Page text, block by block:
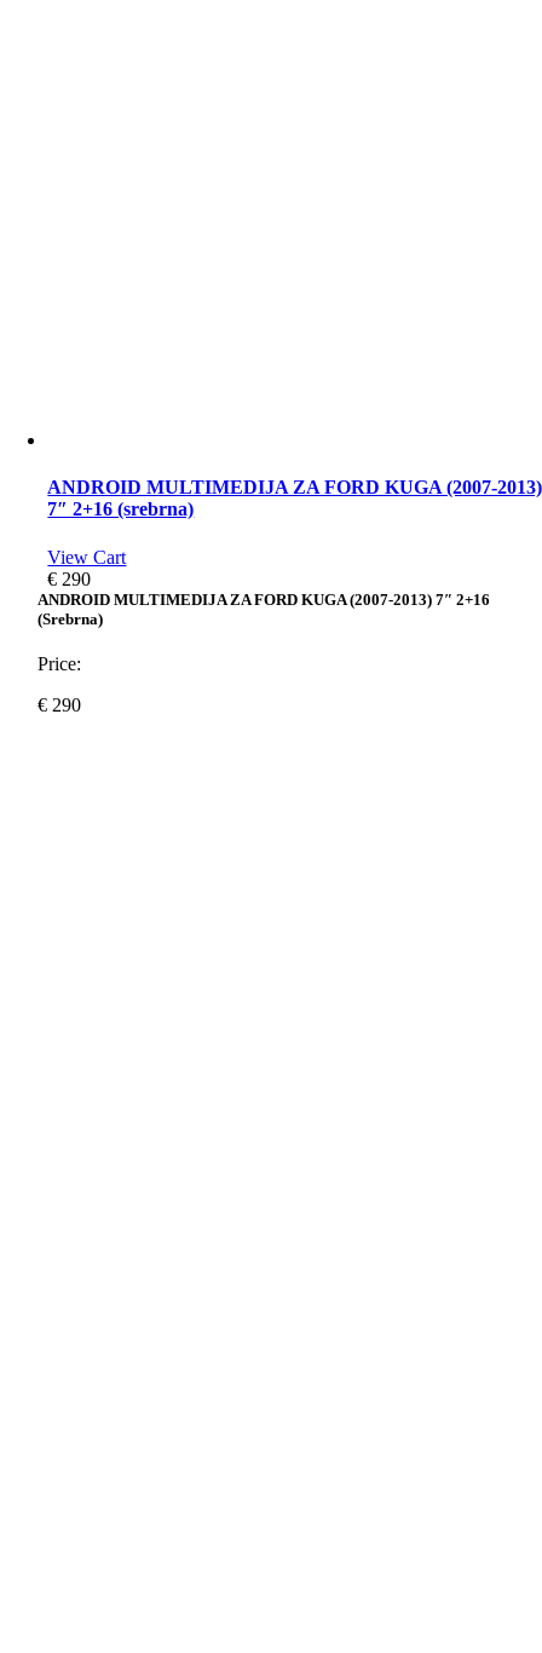
ANDROID MULTIMEDIJA ZA FORD KUGA (2007-2013)
7″ 2+16 (srebrna)
View Cart
€ 290
ANDROID MULTIMEDIJA ZA FORD KUGA (2007-2013) 7″ 2+16
(srebrna)
Price:
€ 290